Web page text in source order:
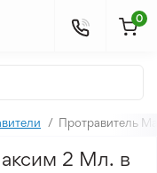
0
Протравитель
2 Мл. в